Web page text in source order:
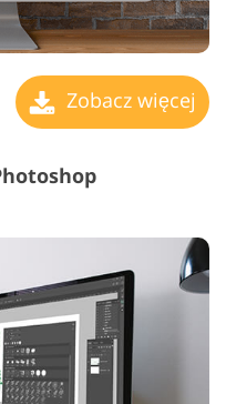
Zobacz więcej